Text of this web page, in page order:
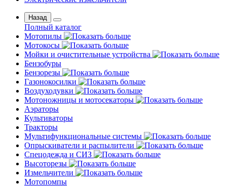
Назад
Полный каталог
Мотопилы
Мотокосы
Мойки и очистительные устройства
Бензобуры
Бензорезы
Газонокосилки
Воздуходувки
Мотоножницы и мотосекаторы
Аэраторы
Культиваторы
Тракторы
Мультифункциональные системы
Опрыскиватели и распылители
Спецодежда и СИЗ
Высоторезы
Измельчители
Мотопомпы